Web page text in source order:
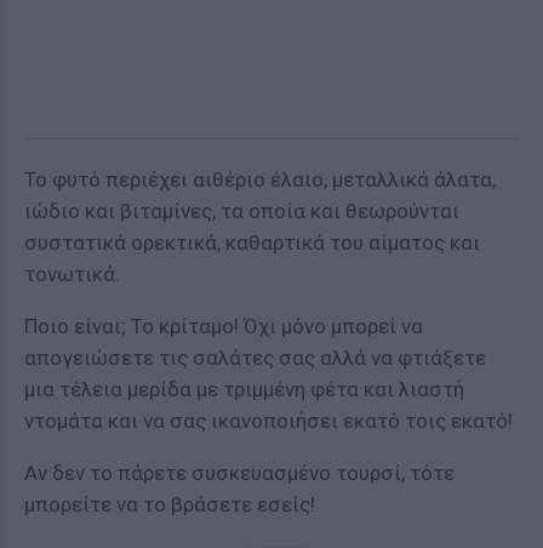
Το φυτό περιέχει αιθέριο έλαιο, μεταλλικά άλατα,
ιώδιο και βιταμίνες, τα οποία και θεωρούνται
συστατικά ορεκτικά, καθαρτικά του αίματος και
τονωτικά.
Ποιο είναι; To κρίταμο! Όχι μόνο μπορεί να
απογειώσετε τις σαλάτες σας αλλά να φτιάξετε
μια τέλεια μερίδα με τριμμένη φέτα και λιαστή
ντομάτα και να σας ικανοποιήσει εκατό τοις εκατό!
Αν δεν το πάρετε συσκευασμένο τουρσί, τότε
μπορείτε να το βράσετε εσείς!